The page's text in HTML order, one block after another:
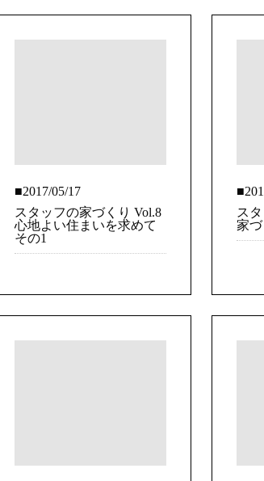
■2017/05/17
スタッフの家づくり Vol.8
心地よい住まいを求めて
その1
ス
家